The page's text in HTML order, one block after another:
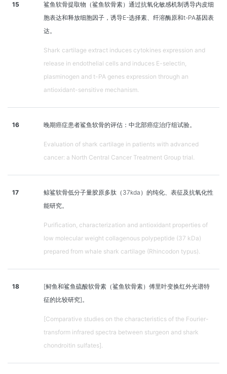
15
鲨鱼软骨提取物（鲨鱼软骨素）通过抗氧化敏感机制诱导内皮细
胞表达和释放细胞因子，诱导E-选择素、纤溶酶原和t-PA基因表
达。
Shark cartilage extract induces cytokines expression and
release in endothelial cells and induces E-selectin,
plasminogen and t-PA genes expression through an
antioxidant-sensitive mechanism.
16 晚期癌症患者鲨鱼软骨的评估：中北部癌症治疗组试验。
Evaluation of shark cartilage in patients with advanced
cancer: a North Central Cancer Treatment Group trial.
17
鲸鲨软骨低分子量胶原多肽（37kda）的纯化、表征及抗氧化性
能研究。
Purification, characterization and antioxidant properties of
low molecular weight collagenous polypeptide (37 kDa)
prepared from whale shark cartilage (Rhincodon typus).
18
[鲟鱼和鲨鱼硫酸软骨素（鲨鱼软骨素）傅里叶变换红外光谱特
征的比较研究]。
[Comparative studies on the characteristics of the Fourier-
transform infrared spectra between sturgeon and shark
chondroitin sulfates].